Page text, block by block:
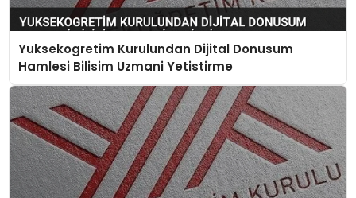
Yuksekogretim Kurulundan Dijital Donusum
Hamlesi Bilisim Uzmani Yetistirme